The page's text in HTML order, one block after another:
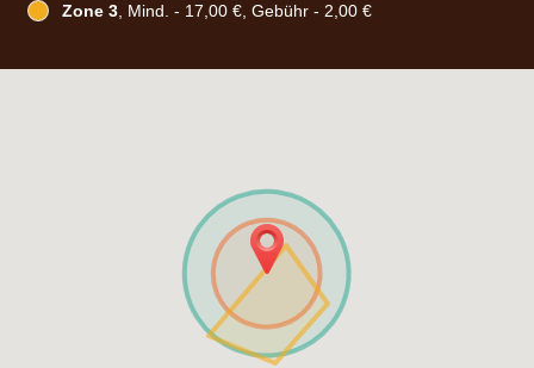
Zone 3, Mind. - 17,00 €, Gebühr - 2,00 €